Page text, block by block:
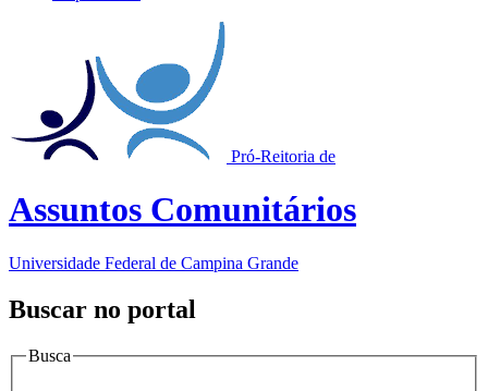
Pró-Reitoria de
Assuntos Comunitários
Universidade Federal de Campina Grande
Buscar no portal
Busca